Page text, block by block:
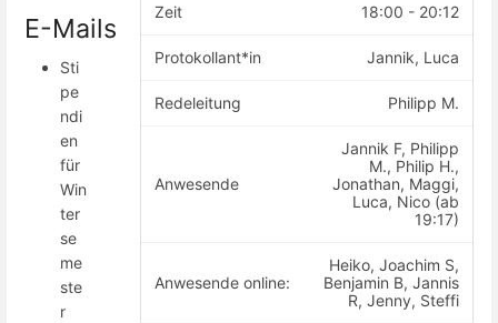
Zeit 18:00 - 20:12
Protokollant*in Jannik, Luca
Redeleitung Philipp M.
Anwesende
Jannik F, Philipp
M., Philip H.,
Jonathan, Maggi,
Luca, Nico (ab
19:17)
Anwesende online:
Heiko, Joachim S,
Benjamin B, Jannis
R, Jenny, Steffi
E-Mails
Sti
pe
ndi
en
für
Win
ter
se
me
ste
r